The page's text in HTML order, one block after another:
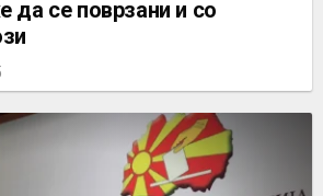
да се поврзани и со